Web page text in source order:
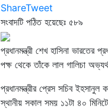
ShareTweet
সংবাদটি পঠিত হয়েছেঃ ৫৮৯
প্রধানমন্ত্রী শেখ হাসিনা ভারতের
পক্ষ থেকে তাঁকে লাল গালিচা
প্রধানমন্ত্রীর প্রেস সচিব ইহসানুল
স্থানীয় সকাল সময় ১১টা ৪০